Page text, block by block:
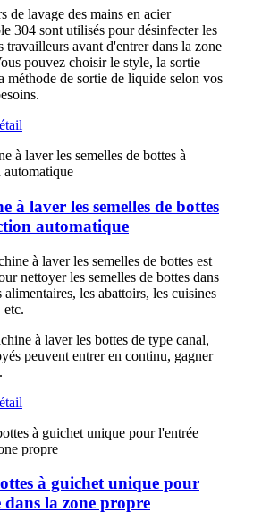
de lavage des mains en acier
304 sont utilisés pour désinfecter les
travailleurs avant d'entrer dans la zone
pouvez choisir le style, la sortie
méthode de sortie de liquide selon vos
à laver les semelles de bottes
automatique
à laver les semelles de bottes est
nettoyer les semelles de bottes dans
alimentaires, les abattoirs, les cuisines
etc.
à laver les bottes de type canal,
peuvent entrer en continu, gagner
à guichet unique pour
dans la zone propre